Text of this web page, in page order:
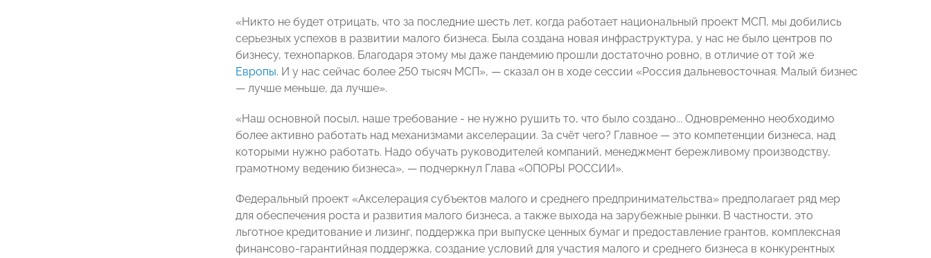
«Никто не будет отрицать, что за последние шесть лет, когда работает национальный проект МСП, мы добились
серьезных успехов в развитии малого бизнеса. Была создана новая инфраструктура, у нас не было центров по
бизнесу, технопарков. Благодаря этому мы даже пандемию прошли достаточно ровно, в отличие от той же
Европы. И у нас сейчас более 250 тысяч МСП», — сказал он в ходе сессии «Россия дальневосточная. Малый бизнес
— лучше меньше, да лучше».
«Наш основной посыл, наше требование - не нужно рушить то, что было создано... Одновременно необходимо
более активно работать над механизмами акселерации. За счёт чего? Главное — это компетенции бизнеса, над
которыми нужно работать. Надо обучать руководителей компаний, менеджмент бережливому производству,
грамотному ведению бизнеса», — подчеркнул Глава «ОПОРЫ РОССИИ».
Федеральный проект «Акселерация субъектов малого и среднего предпринимательства» предполагает ряд мер
для обеспечения роста и развития малого бизнеса, а также выхода на зарубежные рынки. В частности, это
льготное кредитование и лизинг, поддержка при выпуске ценных бумаг и предоставление грантов, комплексная
финансово-гарантийная поддержка, создание условий для участия малого и среднего бизнеса в конкурентных